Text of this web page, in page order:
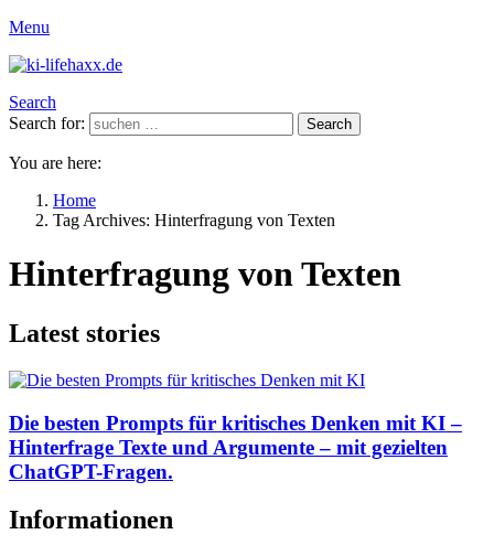
Menu
Search
Search for:
Search
You are here:
Home
Tag Archives: Hinterfragung von Texten
Hinterfragung von Texten
Latest stories
Die besten Prompts für kritisches Denken mit KI –
Hinterfrage Texte und Argumente – mit gezielten
ChatGPT-Fragen.
Informationen